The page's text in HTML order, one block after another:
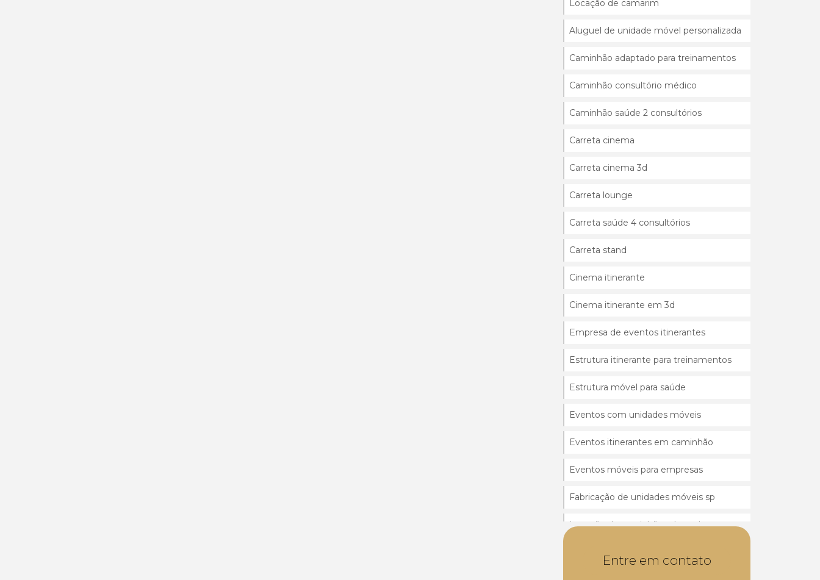
Locação de camarim
Aluguel de unidade móvel personalizada
Caminhão adaptado para treinamentos
Caminhão consultório médico
Caminhão saúde 2 consultórios
Carreta cinema
Carreta cinema 3d
Carreta lounge
Carreta saúde 4 consultórios
Carreta stand
Cinema itinerante
Cinema itinerante em 3d
Empresa de eventos itinerantes
Estrutura itinerante para treinamentos
Estrutura móvel para saúde
Eventos com unidades móveis
Eventos itinerantes em caminhão
Eventos móveis para empresas
Fabricação de unidades móveis sp
Locação de caminhão adaptado para
Locação de unidades móveis sp
Entre em contato